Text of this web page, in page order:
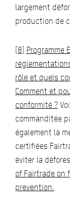
largement
production de
[8] Programme
rôle et quels
Comment et
conformité ?
commanditée
également la
certifiées
éviter la
of Fairtrade on
prevention.